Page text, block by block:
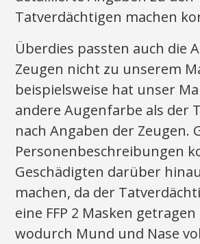
Tatverdächtigen machen
Überdies passten auch die
Zeugen nicht zu unserem
beispielsweise hat unser
andere Augenfarbe als der
nach Angaben der Zeugen.
Personenbeschreibungen
Geschädigten darüber
machen, da der
eine FFP 2 Masken
wodurch Mund und Nase